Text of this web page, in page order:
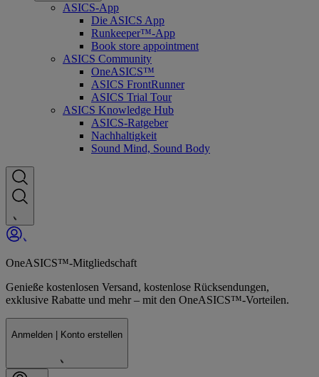
ASICS-App
Die ASICS App
Runkeeper™-App
Book store appointment
ASICS Community
OneASICS™
ASICS FrontRunner
ASICS Trial Tour
ASICS Knowledge Hub
ASICS-Ratgeber
Nachhaltigkeit
Sound Mind, Sound Body
OneASICS™-Mitgliedschaft
Genieße kostenlosen Versand, kostenlose Rücksendungen,
exklusive Rabatte und mehr – mit den OneASICS™-Vorteilen.
Anmelden | Konto erstellen